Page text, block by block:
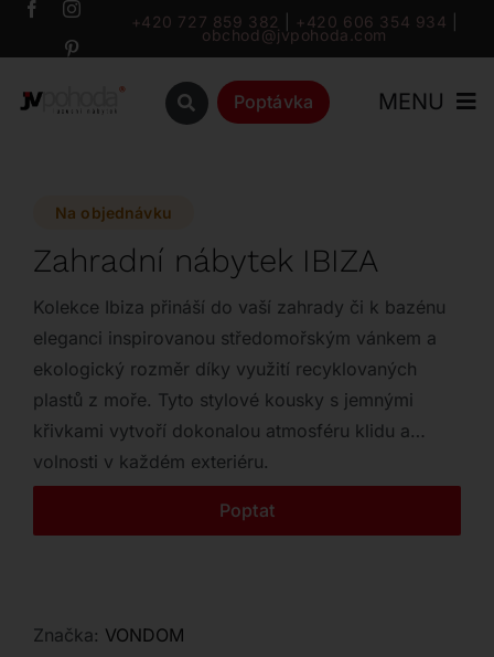
Přeskočit
+420 727 859 382 +420 606 354 934
obchod@jvpohoda.com
Poptávka MENU
Katalog
Značky
Outlet
Kontakt
Na objednávku
Zahradní nábytek IBIZA
Kolekce Ibiza přináší do vaší zahrady či k bazénu
eleganci inspirovanou středomořským vánkem a
ekologický rozměr díky využití recyklovaných
plastů z moře. Tyto stylové kousky s jemnými
křivkami vytvoří dokonalou atmosféru klidu a
volnosti v každém exteriéru.
Poptat
Značka: VONDOM